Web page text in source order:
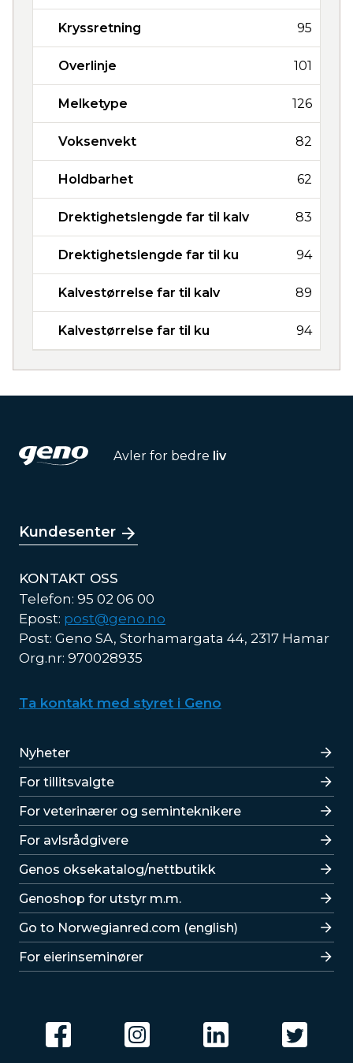
Kryssretning 95
Overlinje 101
Melketype 126
Voksenvekt 82
Holdbarhet 62
Drektighetslengde far til kalv 83
Drektighetslengde far til ku 94
Kalvestørrelse far til kalv 89
Kalvestørrelse far til ku 94
Avler for bedre liv
Kundesenter
KONTAKT OSS
Telefon: 95 02 06 00
Epost: post@geno.no
Post: Geno SA, Storhamargata 44, 2317 Hamar
Org.nr: 970028935
Ta kontakt med styret i Geno
Lenker
Nyheter
For tillitsvalgte
For veterinærer og seminteknikere
For avlsrådgivere
Lenker
Genos oksekatalog/nettbutikk
Genoshop for utstyr m.m.
Go to Norwegianred.com (english)
For eierinseminører